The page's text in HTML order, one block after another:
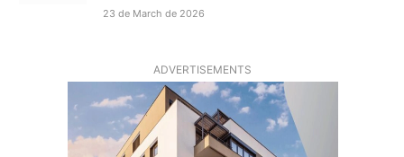
23 de March de 2026
ADVERTISEMENTS